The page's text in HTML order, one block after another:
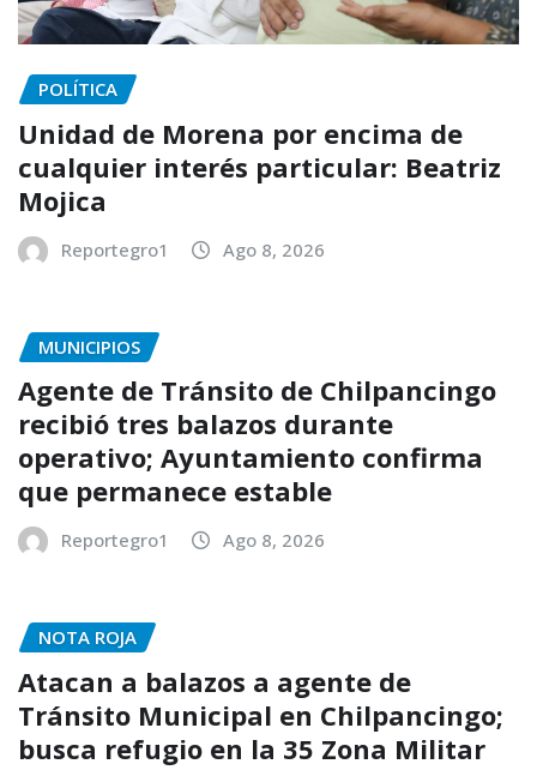
POLÍTICA
Unidad de Morena por encima de
cualquier interés particular: Beatriz
Mojica
Reportegro1 Ago 8, 2026
MUNICIPIOS
Agente de Tránsito de Chilpancingo
recibió tres balazos durante
operativo; Ayuntamiento confirma
que permanece estable
Reportegro1 Ago 8, 2026
NOTA ROJA
Atacan a balazos a agente de
Tránsito Municipal en Chilpancingo;
busca refugio en la 35 Zona Militar